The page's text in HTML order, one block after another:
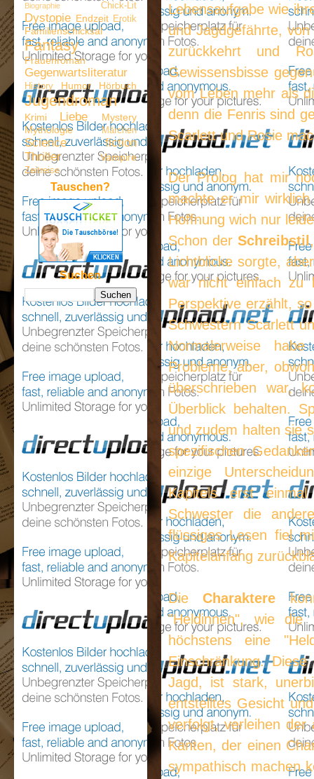
Lebensaufgabe wie
und Jagdgefährte,
zurückkehrt und
Gewissensbisse
vom Leben mehr als
denn die Fenris sind
Scarlett und Rosie
Der Prolog hat mir
machte er mir
Hoffnung wich nur
Schon derSchreibstil
Lichtblicke sorgte,
war nicht einfach zu
Perspektive erzählt,
Schwestern Scarlett
Normalerweise
Probleme, aber,
überschrieben war,
Überblick behalten.
und zudem halten sie
spezifischen
einzige
Kapitels erst
Schwester die
flüssiges Lesen fiel
Kapitelanfang
DieCharaktere
"Heldinnen", wie
höchstens eine
Einschränkung.
Jagd, ist stark,
entstelltes Gesicht
verfolgt, verleihen der
Kanten, der einen
sympathisch machen
Biographie Chick-Lit
Dystopie Endzeit Erotik
Familienschicksal
Fantasy
Frauenroman
Gegenwartsliteratur
History Humor Hörbuch
Jugendroman
Krimi Liebe
Mystery
Mythologie
Märchen
Science fiction
Thriller
Vampire
Zeitreise
Tauschen?
Suchen